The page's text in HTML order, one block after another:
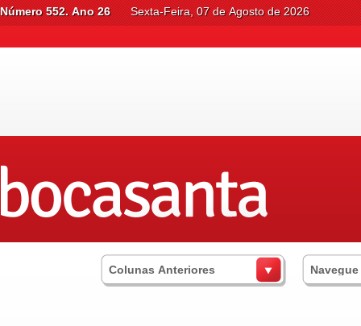
Número 552. Ano 26 Sexta-Feira, 07 de Agosto de 2026
Colunas Anteriores